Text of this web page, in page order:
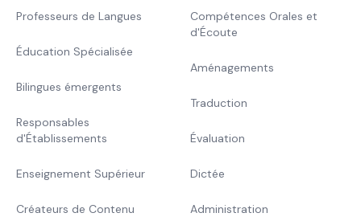
Professeurs de Langues
Éducation Spécialisée
Bilingues émergents
Responsables
d'Établissements
Enseignement Supérieur
Créateurs de Contenu
Compétences Orales et
d'Écoute
Aménagements
Traduction
Évaluation
Dictée
Administration